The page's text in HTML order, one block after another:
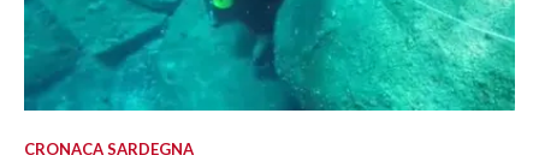
CRONACA SARDEGNA